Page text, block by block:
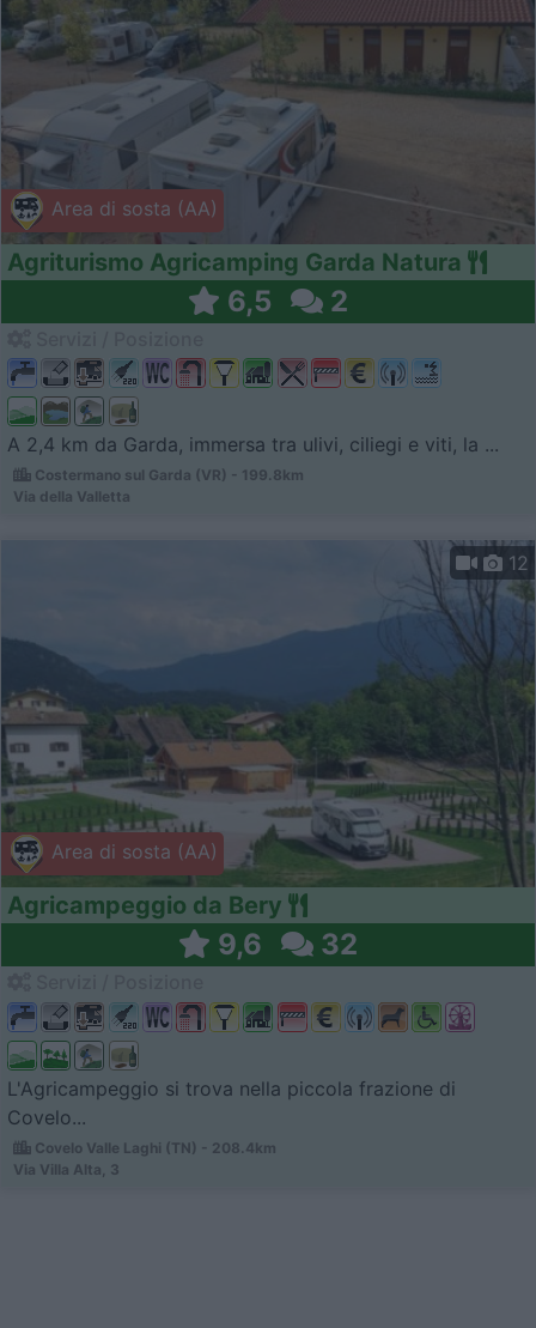
Area di sosta (AA)
Agriturismo Agricamping Garda Natura
6,5 2
A 2,4 km da Garda, immersa tra ulivi, ciliegi e viti, la ...
Costermano sul Garda (VR) - 199.8km
Via della Valletta
Area di sosta (AA)
12
Agricampeggio da Bery
9,6 32
L'Agricampeggio si trova nella piccola frazione di
Covelo...
Covelo Valle Laghi (TN) - 208.4km
Via Villa Alta, 3